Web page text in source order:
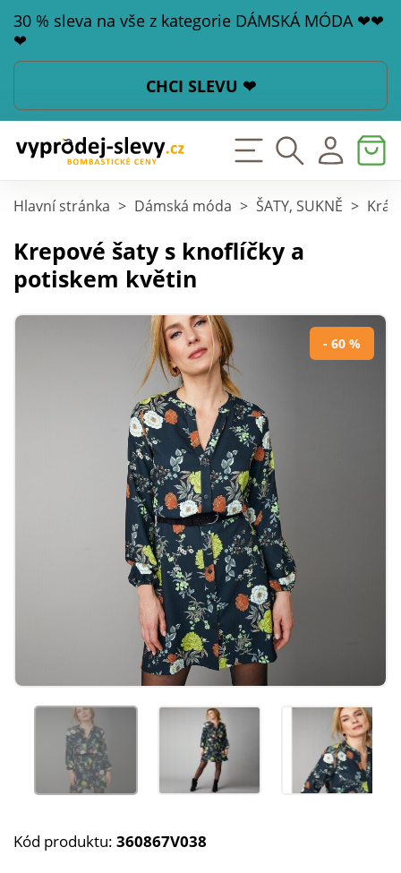
30 % sleva na vše z kategorie DÁMSKÁ MÓDA ❤❤
❤
CHCI SLEVU ❤
Hlavní stránka > Dámská móda > ŠATY, SUKNĚ >
Krepové šaty s knoflíčky a
potiskem květin
- 60 %
Kód produktu: 360867V038